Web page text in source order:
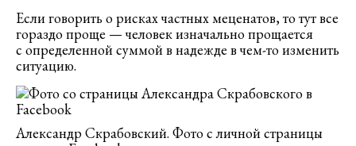
Если говорить о рисках частных меценатов, то тут все
гораздо проще — человек изначально прощается
с определенной суммой в надежде в чем-то изменить
ситуацию.
Александр Скрабовский. Фото с личной страницы